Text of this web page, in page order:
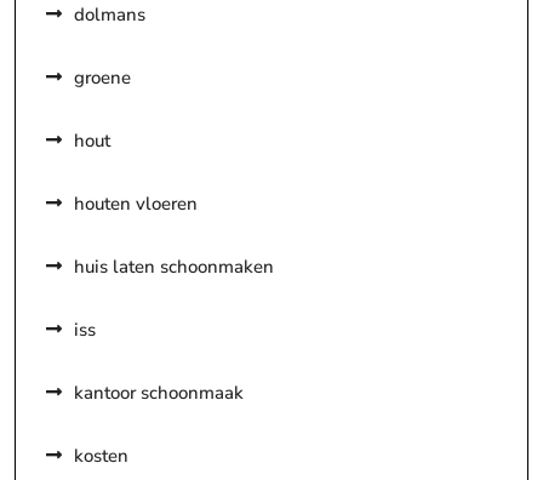
dolmans
groene
hout
houten vloeren
huis laten schoonmaken
iss
kantoor schoonmaak
kosten